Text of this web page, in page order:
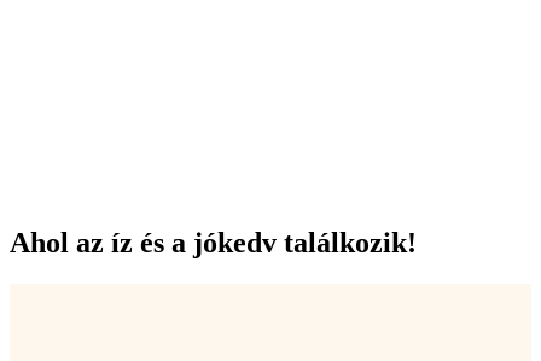
Ahol az íz és a jókedv találkozik!